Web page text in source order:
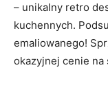
– unikalny retro
kuchennych.
emaliowanego!
okazyjnej cenie